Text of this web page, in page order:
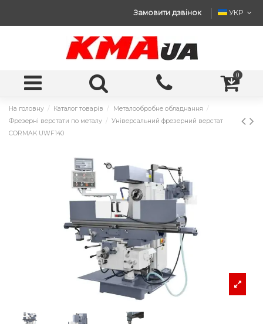
Замовити дзвінок УКР
0
На головну Каталог товарів
Металообробне обладнання
Фрезерні верстати по металу
Універсальний фрезерний верстат
CORMAK UWF140